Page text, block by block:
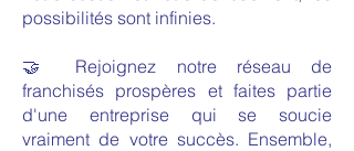
possibilités sont infinies.
🤝 Rejoignez notre réseau de
franchisés prospères et faites partie
d'une entreprise qui se soucie
vraiment de votre succès. Ensemble,